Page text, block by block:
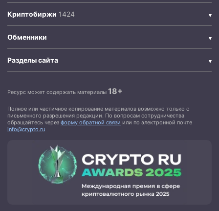
Криптобиржи
Обменники
Разделы сайта
Ресурс может содержать материалы 18+
Полное или частичное копирование материалов возможно только с
письменного разрешения редакции. По вопросам сотрудничества
обращайтесь через форму обратной связи или по электронной почте
info@crypto.ru